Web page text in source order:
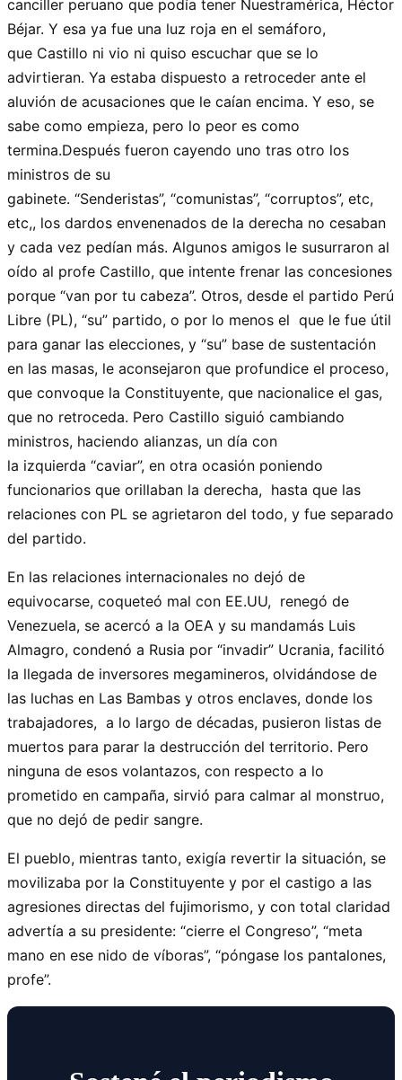
canciller peruano que podía tener Nuestramérica, Héctor
Béjar. Y esa ya fue una luz roja en el semáforo,
que Castillo ni vio ni quiso escuchar que se lo
advirtieran. Ya estaba dispuesto a retroceder ante el
aluvión de acusaciones que le caían encima. Y eso, se
sabe como empieza, pero lo peor es como
termina.Después fueron cayendo uno tras otro los
ministros de su
gabinete. “Senderistas”, “comunistas”, “corruptos”, etc,
etc,, los dardos envenenados de la derecha no cesaban
y cada vez pedían más. Algunos amigos le susurraron al
oído al profe Castillo, que intente frenar las concesiones
porque “van por tu cabeza”. Otros, desde el partido Perú
Libre (PL), “su” partido, o por lo menos el que le fue útil
para ganar las elecciones, y “su” base de sustentación
en las masas, le aconsejaron que profundice el proceso,
que convoque la Constituyente, que nacionalice el gas,
que no retroceda. Pero Castillo siguió cambiando
ministros, haciendo alianzas, un día con
la izquierda “caviar”, en otra ocasión poniendo
funcionarios que orillaban la derecha, hasta que las
relaciones con PL se agrietaron del todo, y fue separado
del partido.
En las relaciones internacionales no dejó de
equivocarse, coqueteó mal con EE.UU, renegó de
Venezuela, se acercó a la OEA y su mandamás Luis
Almagro, condenó a Rusia por “invadir” Ucrania, facilitó
la llegada de inversores megamineros, olvidándose de
las luchas en Las Bambas y otros enclaves, donde los
trabajadores, a lo largo de décadas, pusieron listas de
muertos para parar la destrucción del territorio. Pero
ninguna de esos volantazos, con respecto a lo
prometido en campaña, sirvió para calmar al monstruo,
que no dejó de pedir sangre.
El pueblo, mientras tanto, exigía revertir la situación, se
movilizaba por la Constituyente y por el castigo a las
agresiones directas del fujimorismo, y con total claridad
advertía a su presidente: “cierre el Congreso”, “meta
mano en ese nido de víboras”, “póngase los pantalones,
profe”.